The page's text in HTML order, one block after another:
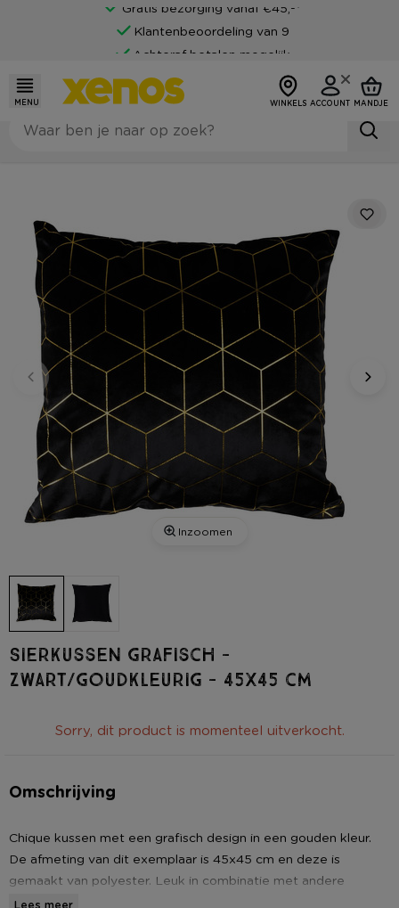
Gratis bezorging vanaf €45,-*
Klantenbeoordeling van 9
Achteraf betalen mogelijk
MENU WINKELS ACCOUNT MANDJE
Inzoomen
Sierkussen grafisch -
zwart/goudkleurig - 45x45 cm
Sorry, dit product is momenteel uitverkocht.
Omschrijving
Chique kussen met een grafisch design in een gouden kleur.
De afmeting van dit exemplaar is 45x45 cm en deze is
gemaakt van polyester. Leuk in combinatie met andere
zwarte en goudkleurige accessoires. Zo creëer je in een
Lees meer